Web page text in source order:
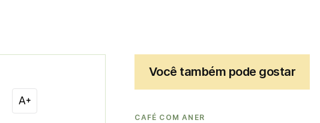
Você também pode gostar
CAFÉ COM ANER